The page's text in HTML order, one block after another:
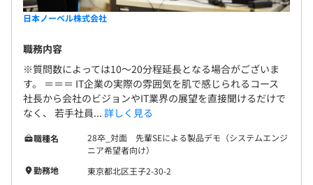
日本ノーベル株式会社
職務内容
※質問数によっては10～20分程延長となる場合がございま
す。 ＝＝＝ IT企業の実際の雰囲気を肌で感じられるコース
社長から会社のビジョンやIT業界の展望を直接聞けるだけで
なく、 若手社員... 詳しく見る
職種名
28卒_対面 先輩SEによる製品デモ（システムエンジ
ニア希望者向け）
勤務地
東京都北区王子2-30-2